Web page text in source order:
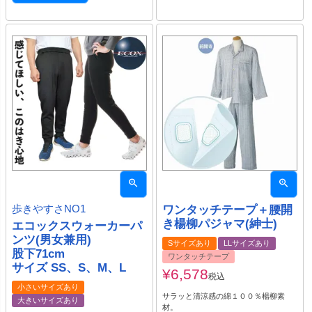
歩きやすさNO1
エコックスウォーカーパ
ンツ(男女兼用)
股下71cm
サイズ SS、S、M、L
小さいサイズあり
大きいサイズあり
ワンタッチテープ＋腰開
き楊柳パジャマ(紳士)
Sサイズあり
LLサイズあり
ワンタッチテープ
¥6,578税込
サラッと清涼感の綿１００％楊柳素
材。